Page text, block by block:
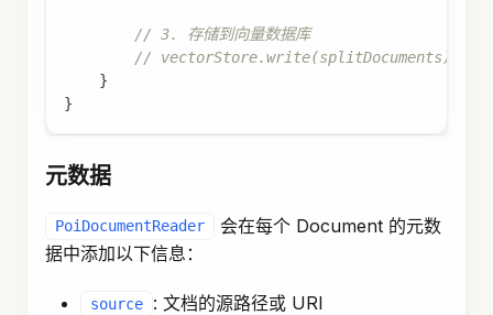
// 3. 存储到向量数据库
// vectorStore.write(splitDocuments);
}
}
元数据
PoiDocumentReader
会在每个 Document 的元数
据中添加以下信息：
source : 文档的源路径或 URI